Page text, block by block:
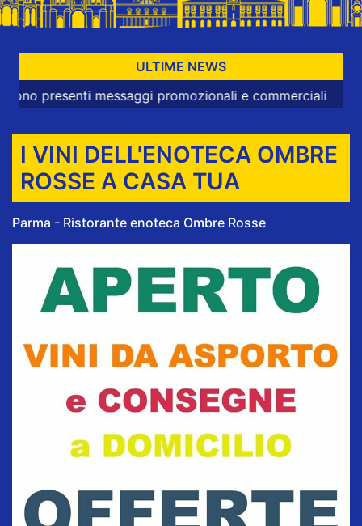
ULTIME NEWS
messaggi promozionali e commerciali
I VINI DELL'ENOTECA OMBRE
ROSSE A CASA TUA
Parma - Ristorante enoteca Ombre Rosse